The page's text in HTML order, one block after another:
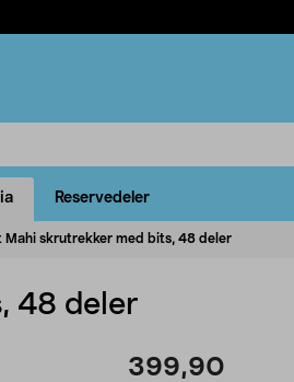
Reservedeler
Mahi skrutrekker med bits, 48 deler
48 deler
399,90